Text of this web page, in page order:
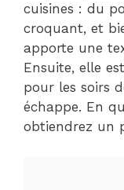
cuisines : du
croquant, et
apporte une
Ensuite, elle
pour les soirs
échappe. En
obtiendrez un